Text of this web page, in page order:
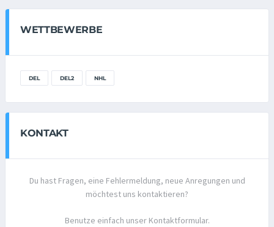
WETTBEWERBE
DEL DEL2 NHL
KONTAKT
Du hast Fragen, eine Fehlermeldung, neue Anregungen und
möchtest uns kontaktieren?
Benutze einfach unser Kontaktformular.